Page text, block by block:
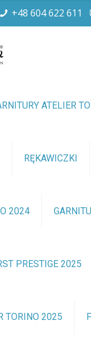
+48 604 622 611
ATELIER
RĘKAWICZKI
2024
PRESTIGE 2025
TORINO 2025